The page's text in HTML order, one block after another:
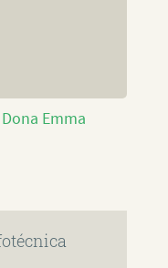
Emma